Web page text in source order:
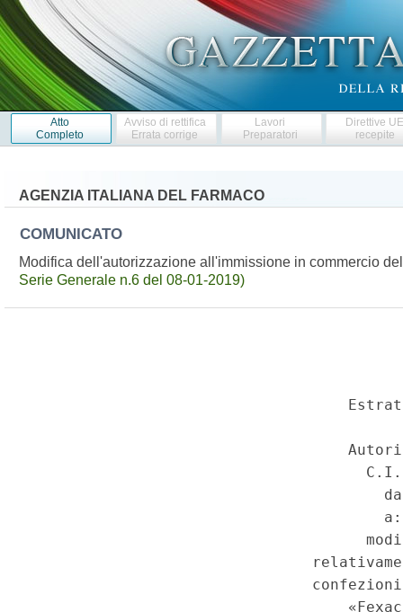
Atto
Completo
Avviso di rettifica
Errata corrige
Lavori
Preparatori
Direttive
recepite
AGENZIA ITALIANA DEL FARMACO
COMUNICATO
Modifica dell'autorizzazione all'immissione in commercio
Serie Generale n.6 del 08-01-2019)